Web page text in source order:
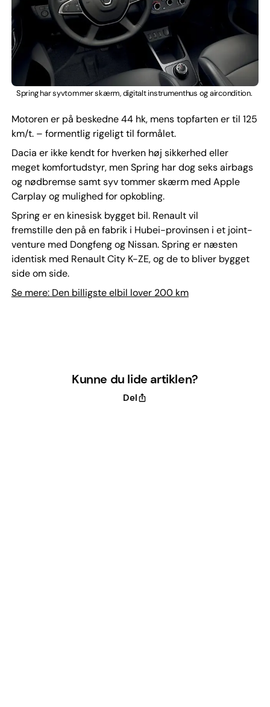
Spring har syvtommer skærm, digitalt instrumenthus og aircondition.
Motoren er på beskedne 44 hk, mens topfarten er til 125
km/t. – formentlig rigeligt til formålet.
Dacia er ikke kendt for hverken høj sikkerhed eller
meget komfortudstyr, men Spring har dog seks airbags
og nødbremse samt syv tommer skærm med Apple
Carplay og mulighed for opkobling.
Spring er en kinesisk bygget bil. Renault vil
fremstille den på en fabrik i Hubei-provinsen i et joint-
venture med Dongfeng og Nissan. Spring er næsten
identisk med Renault City K-ZE, og de to bliver bygget
side om side.
Se mere: Den billigste elbil lover 200 km
Kunne du lide artiklen?
Del